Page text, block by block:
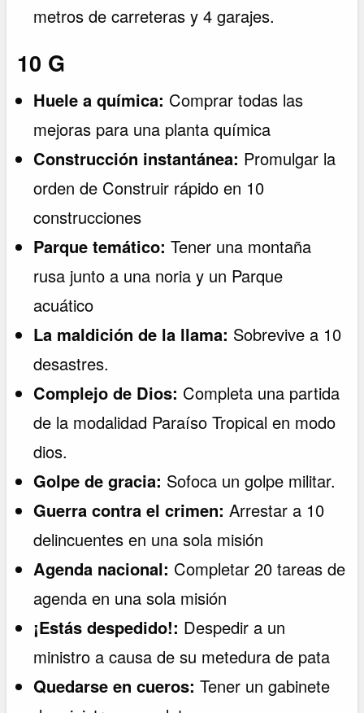
metros de carreteras y 4 garajes.
10 G
Huele a química: Comprar todas las
mejoras para una planta química
Construcción instantánea: Promulgar la
orden de Construir rápido en 10
construcciones
Parque temático: Tener una montaña
rusa junto a una noria y un Parque
acuático
La maldición de la llama: Sobrevive a 10
desastres.
Complejo de Dios: Completa una partida
de la modalidad Paraíso Tropical en modo
dios.
Golpe de gracia: Sofoca un golpe militar.
Guerra contra el crimen: Arrestar a 10
delincuentes en una sola misión
Agenda nacional: Completar 20 tareas de
agenda en una sola misión
¡Estás despedido!: Despedir a un
ministro a causa de su metedura de pata
Quedarse en cueros: Tener un gabinete